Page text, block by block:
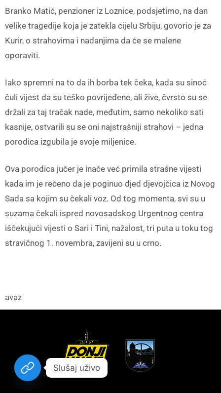
Branko Matić, penzioner iz Loznice, podsjetimo, na dan
velike tragedije koja je zatekla cijelu Srbiju, govorio je za
Kurir, o strahovima i nadanjima da će se malene
oporaviti.
Iako spremni na to da ih borba tek čeka, kada su sinoć
čuli vijest da su teško povrijeđene, ali žive, čvrsto su se
držali za taj tračak nade, međutim, samo nekoliko sati
kasnije, ostvarili su se oni najstrašniji strahovi – jedna
porodica izgubila je svoje miljenice.
Ova porodica jučer je inače već primila strašne vijesti
kada im je rečeno da je poginuo djed djevojčica iz Novog
Sada sa kojim su čekali voz. Od tog momenta, svi su u
suzama čekali ispred novosadskog Urgentnog centra
iščekujući vijesti o Sari i Tini, nažalost, tri puta u toku tog
stravičnog 1. novembra, zavijeni su u crno.
avaz
Slušaj uživo